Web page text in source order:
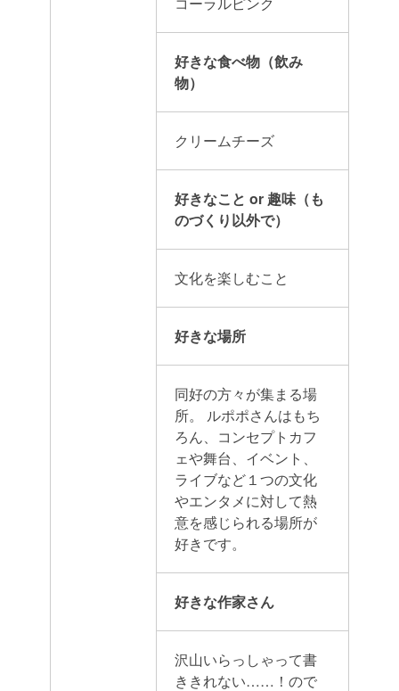
好きな食べ物（飲み
物）
クリームチーズ
好きなこと or 趣味（も
のづくり以外で）
文化を楽しむこと
好きな場所
同好の方々が集まる場
所。
ルポポさんはもち
ろん、コンセプトカフ
ェや舞台、イベント、
ライブなど１つの文化
やエンタメに対して熱
意を感じられる場所が
好きです。
好きな作家さん
沢山いらっしゃって書
ききれない……！ので